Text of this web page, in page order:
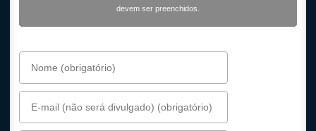
devem ser preenchidos.